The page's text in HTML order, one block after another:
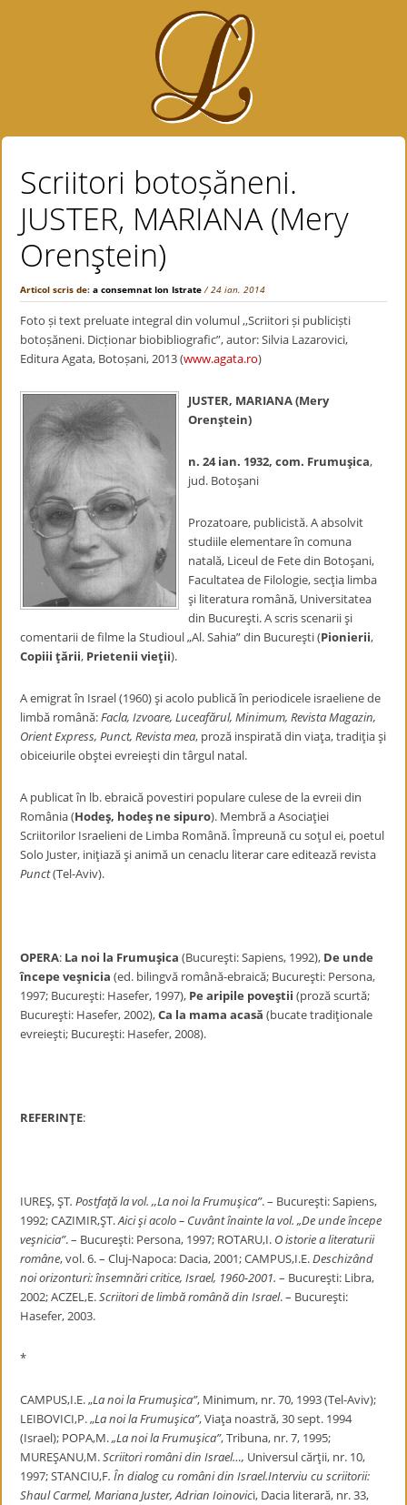
Scriitori botoșăneni.
JUSTER, MARIANA (Mery
Orenştein)
Articol scris de:a consemnat Ion Istrate / 24 ian. 2014
Foto și text preluate integral din volumul ,,Scriitori și publiciști
botoșăneni. Dicționar biobibliografic”, autor: Silvia Lazarovici,
Editura Agata, Botoșani, 2013 (www.agata.ro)
JUSTER, MARIANA (Mery
Orenştein)
n. 24 ian. 1932, com. Frumuşica,
jud. Botoşani
Prozatoare, publicistă. A absolvit
studiile elementare în comuna
natală, Liceul de Fete din Botoşani,
Facultatea de Filologie, secţia limba
şi literatura română, Universitatea
din Bucureşti. A scris scenarii şi
comentarii de filme la Studioul „Al. Sahia” din Bucureşti (Pionierii,
Copiii ţării, Prietenii vieţii).
A emigrat în Israel (1960) şi acolo publică în periodicele israeliene de
limbă română:Facla, Izvoare, Luceafărul, Minimum, Revista Magazin,
Orient Express, Punct, Revista mea, proză inspirată din viaţa, tradiţia şi
obiceiurile obştei evreieşti din târgul natal.
A publicat în lb. ebraică povestiri populare culese de la evreii din
România (Hodeş, hodeş ne sipuro). Membră a Asociaţiei
Scriitorilor Israelieni de Limba Română. Împreună cu soţul ei, poetul
Solo Juster, iniţiază şi animă un cenaclu literar care editează revista
Punct(Tel-Aviv).
OPERA: La noi la Frumuşica (Bucureşti: Sapiens, 1992), De unde
începe veşnicia (ed. bilingvă română-ebraică; Bucureşti: Persona,
1997; Bucureşti: Hasefer, 1997), Pe aripile poveştii (proză scurtă;
Bucureşti: Hasefer, 2002),Ca la mama acasă (bucate tradiţionale
evreieşti; Bucureşti: Hasefer, 2008).
REFERINŢE:
IUREŞ, ŞT. Postfaţă la vol. ,,La noi la Frumuşica”. – Bucureşti: Sapiens,
1992; CAZIMIR,ŞT.Aici şi acolo – Cuvânt înainte la vol. „De unde începe
veşnicia”. – Bucureşti: Persona, 1997; ROTARU,I. O istorie a literaturii
române, vol. 6. – Cluj-Napoca: Dacia, 2001; CAMPUS,I.E.Deschizând
noi orizonturi: însemnări critice, Israel, 1960-2001. – Bucureşti: Libra,
2002; ACZEL,E.Scriitori de limbă română din Israel. – Bucureşti:
Hasefer, 2003.
*
CAMPUS,I.E. „La noi la Frumuşica”, Minimum, nr. 70, 1993 (Tel-Aviv);
LEIBOVICI,P. „La noi la Frumuşica”, Viaţa noastră, 30 sept. 1994
(Israel); POPA,M.„La noi la Frumuşica”, Tribuna, nr. 7, 1995;
MUREŞANU,M.Scriitori români din Israel…, Universul cărţii, nr. 10,
1997; STANCIU,F. În dialog cu români din Israel.Interviu cu scriitorii:
ShaulCarmel, Mariana Juster, Adrian Ioinovici, Dacia literară, nr. 33,